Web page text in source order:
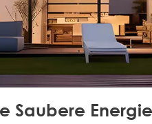
Saubere Energie